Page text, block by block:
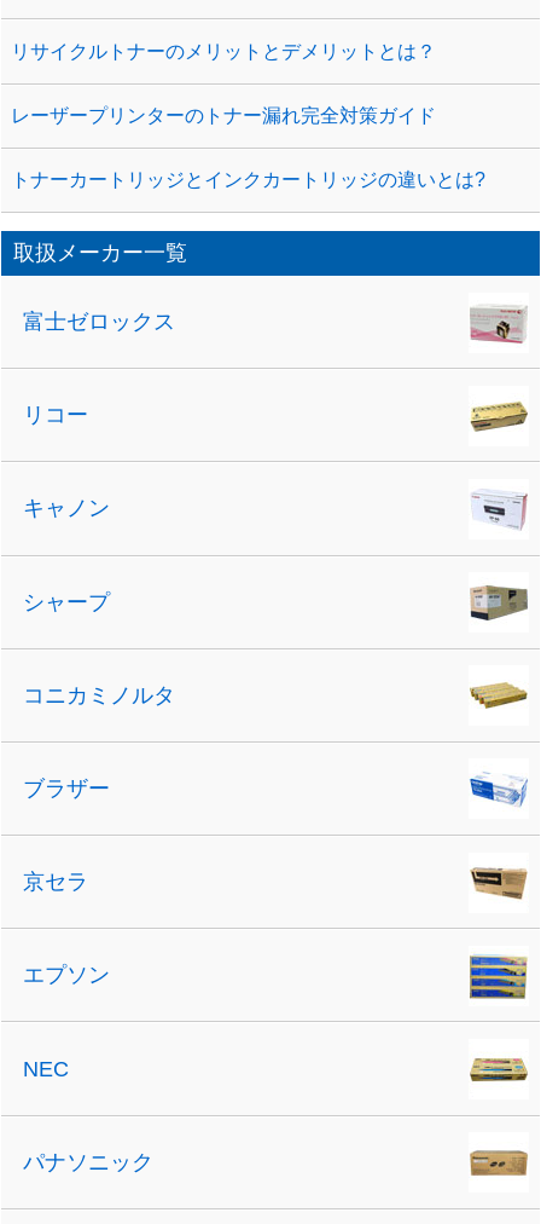
リサイクルトナーのメリットとデメリットとは？
レーザープリンターのトナー漏れ完全対策ガイド
トナーカートリッジとインクカートリッジの違いとは?
取扱メーカー一覧
富士ゼロックス
リコー
キャノン
シャープ
コニカミノルタ
ブラザー
京セラ
エプソン
NEC
パナソニック